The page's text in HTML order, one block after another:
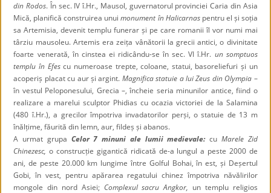
din Rodos. În sec. IV î.Hr., Mausol, guvernatorul provinciei Caria din Asia
Mică, planifică construirea unuimonument în Halicarnaspentru el și soția
sa Artemisia, devenit templu funerar și pe care romanii îl vor numi mai
târziu mausoleu. Artemis era zeița vânătorii la grecii antici, o divinitate
foarte venerată, în cinstea ei ridicându-se în sec. VI î.Hr. un somptuos
templu în Efescu numeroase trepte, coloane, statui, basoreliefuri și un
acoperiș placat cu aur și argint. Magnifica statuie a lui Zeus din Olympia –
în vestul Peloponesului, Grecia –, încheie seria minunilor antice, fiind o
realizare a marelui sculptor Phidias cu ocazia victoriei de la Salamina
(480 î.Hr.), a grecilor împotriva invadatorilor perși, o statuie de 13 m
înălțime, făurită din lemn, aur, fildeș și abanos.
A urmat grupa Celor 7 minuni ale lumii medievale:cu Marele Zid
Chinezesc, o construcție gigantică ridicată de-a lungul a peste 2000 de
ani, de peste 20.000 km lungime între Golful Bohai, în est, și Deșertul
Gobi, în vest, pentru apărarea regatului chinez împotriva năvălirilor
mongole din nord Asiei; Complexul sacru Angkor, un templu religios